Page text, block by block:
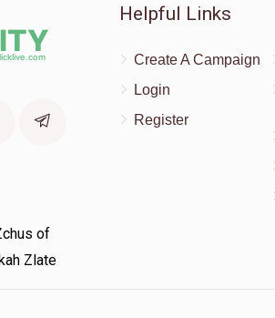
of
Zlate
Helpful Links
Create A Campaign
Login
Register